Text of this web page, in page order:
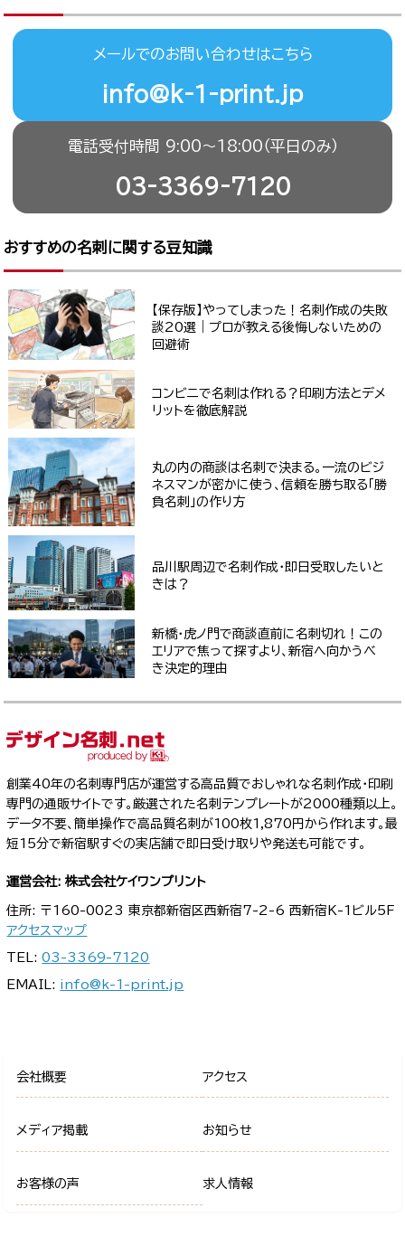
メールでのお問い合わせはこちら
info@k-1-print.jp
電話受付時間 9:00〜18:00（平日のみ）
03-3369-7120
おすすめの名刺に関する豆知識
【保存版】やってしまった！名刺作成の失敗
談20選｜プロが教える後悔しないための
回避術
コンビニで名刺は作れる？印刷方法とデメ
リットを徹底解説
丸の内の商談は名刺で決まる。一流のビジ
ネスマンが密かに使う、信頼を勝ち取る「勝
負名刺」の作り方
品川駅周辺で名刺作成・即日受取したいと
きは？
新橋・虎ノ門で商談直前に名刺切れ！この
エリアで焦って探すより、新宿へ向かうべ
き決定的理由
創業40年の名刺専門店が運営する高品質でおしゃれな名刺作成・印刷
専門の通販サイトです。厳選された名刺テンプレートが2000種類以上。
データ不要、簡単操作で高品質名刺が100枚1,870円から作れます。最
短15分で新宿駅すぐの実店舗で即日受け取りや発送も可能です。
運営会社: 株式会社ケイワンプリント
住所: 〒160-0023 東京都新宿区西新宿7-2-6 西新宿K-1ビル5F
アクセスマップ
TEL:03-3369-7120
EMAIL: info@k-1-print.jp
会社概要 アクセス
メディア掲載 お知らせ
お客様の声 求人情報